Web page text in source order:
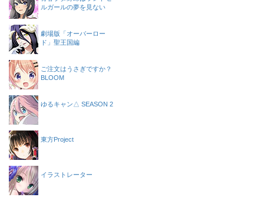
ルガールの夢を見ない
劇場版「オーバーロー
ド」聖王国編
ご注文はうさぎですか？
BLOOM
ゆるキャン△ SEASON 2
東方Project
イラストレーター